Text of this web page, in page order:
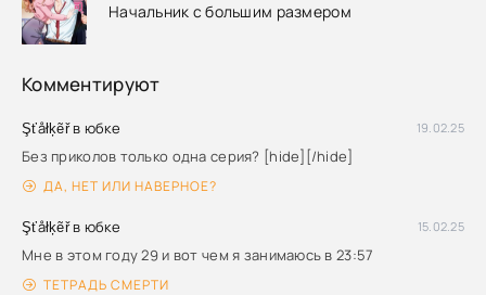
Начальник с большим размером
Комментируют
Şťåłķẽř в юбке 19.02.25
Без приколов только одна серия? [hide][/hide]
ДА, НЕТ ИЛИ НАВЕРНОЕ?
Şťåłķẽř в юбке 15.02.25
Мне в этом году 29 и вот чем я занимаюсь в 23:57
ТЕТРАДЬ СМЕРТИ